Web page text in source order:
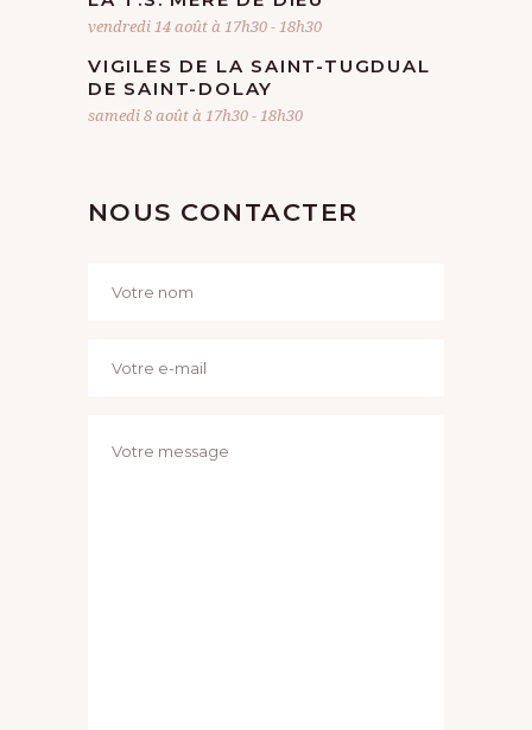
vendredi 14 août à 17h30-18h30
VIGILES DE LA SAINT-TUGDUAL
DE SAINT-DOLAY
samedi 8 août à 17h30-18h30
NOUS CONTACTER